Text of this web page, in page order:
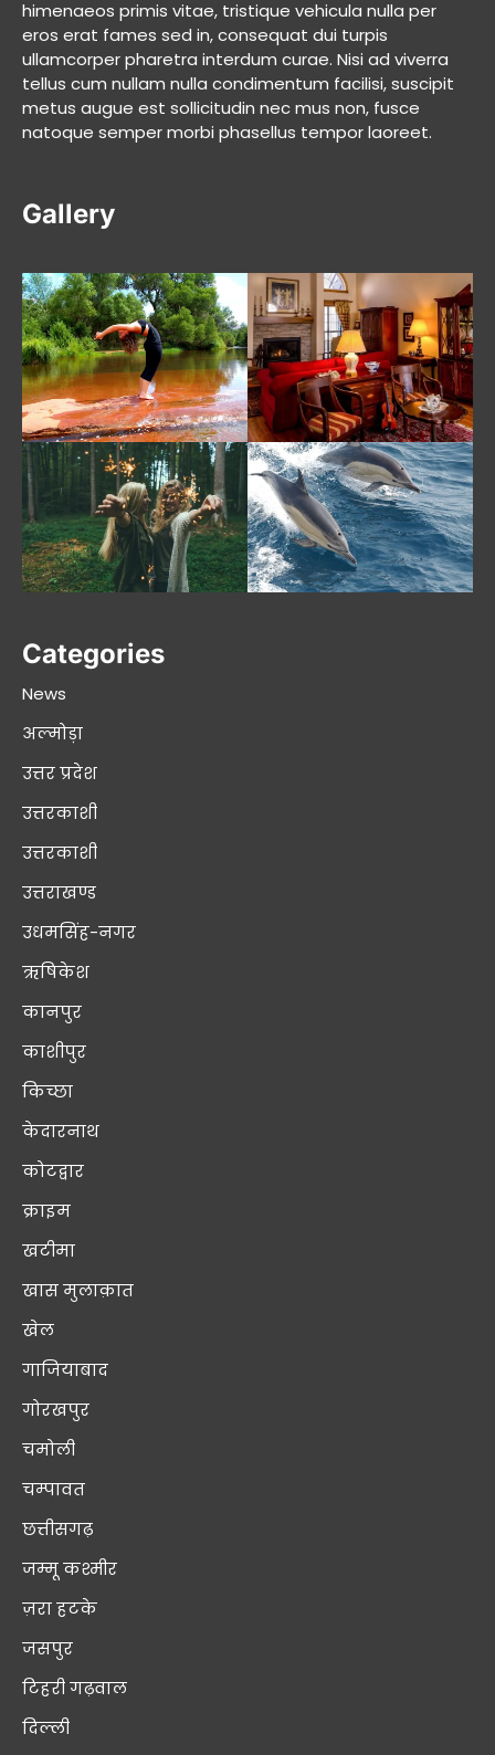
himenaeos primis vitae, tristique vehicula nulla per
eros erat fames sed in, consequat dui turpis
ullamcorper pharetra interdum curae. Nisi ad viverra
tellus cum nullam nulla condimentum facilisi, suscipit
metus augue est sollicitudin nec mus non, fusce
natoque semper morbi phasellus tempor laoreet.
Gallery
Categories
News
अल्मोड़ा
उत्तर प्रदेश
उत्तरकाशी
उत्तरकाशी
उत्तराखण्ड
उधमसिंह-नगर
ऋषिकेश
कानपुर
काशीपुर
किच्छा
केदारनाथ
कोटद्वार
क्राइम
खटीमा
खास मुलाक़ात
खेल
गाजियाबाद
गोरखपुर
चमोली
चम्पावत
छत्तीसगढ़
जम्मू कश्मीर
ज़रा हटके
जसपुर
टिहरी गढ़वाल
दिल्ली